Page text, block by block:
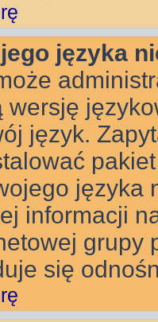
języka
wersję
język.
języka
informacji
grupy
się